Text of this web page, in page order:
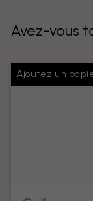
Avez-vous
Ajoutez un